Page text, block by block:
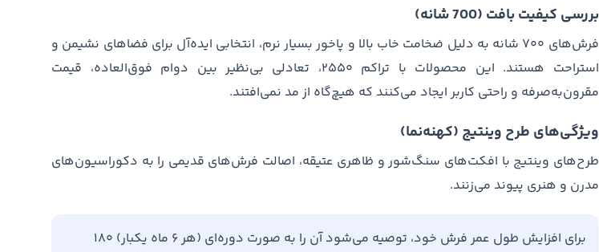
بررسی کیفیت بافت (700 شانه)
فرش‌های ۷۰۰ شانه به دلیل ضخامت خاب بالا و پاخور بسیار نرم، انتخابی ایده‌آل برای فضاهای نشیمن و
استراحت هستند. این محصولات با تراکم ۲۵۵۰، تعادلی بی‌نظیر بین دوام فوق‌العاده، قیمت
مقرون‌به‌صرفه و راحتی کاربر ایجاد می‌کنند که هیچ‌گاه از مد نمی‌افتند.
ویژگی‌های طرح وینتیج (کهنه‌نما)
طرح‌های وینتیج با افکت‌های سنگ‌شور و ظاهری عتیقه، اصالت فرش‌های قدیمی را به دکوراسیون‌های
مدرن و هنری پیوند می‌زنند.
برای افزایش طول عمر فرش خود، توصیه می‌شود آن را به صورت دوره‌ای (هر ۶ ماه یکبار) ۱۸۰